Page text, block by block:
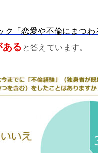
ク「恋愛や不倫にまつわ
ある と答えています。